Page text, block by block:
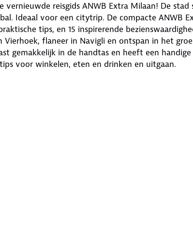
vernieuwde reisgids ANWB Extra Milaan! De stad
Ideaal voor een citytrip. De compacte ANWB
tips, en 15 inspirerende
Vierhoek, flaneer in Navigli en ontspan in het
gemakkelijk in de handtas en heeft een
voor winkelen, eten en drinken en uitgaan.
voor nagenoeg iedere denkbare bestemming.